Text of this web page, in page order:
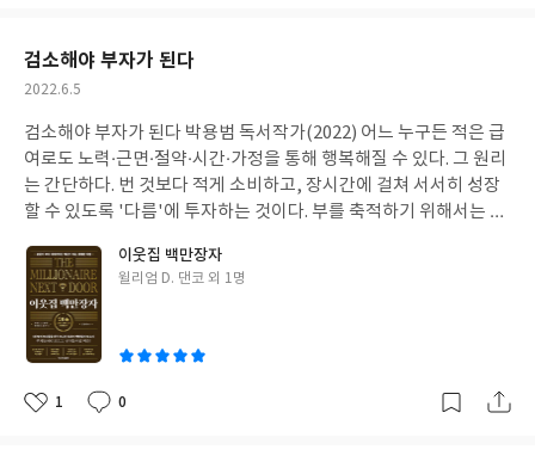
한걸'하고 빙긋 웃는 날이 분명 찾아올 것이다. 그런 날을 맞이하기
위해 지금 할 수 있는 일부터 하나하나 천천히 시작해 보라. 《나를
췌하여 필사하면서 초서 독서법으로 공부한 내용에 개인적 의견을
덧붙인 서평입니다.
가지 일이 자신에게 중요하지 않다고 평가해 기억에 남기지 않게 된
다. 무언가를 기억하고 싶다면, 한 가지 일에만 집중하라. 여러 가지
안 되는 것처럼 말이다. 인간의 두뇌는 각각의 행위와 관련된 부위가
사용된다. 그렇기 때문에 기억하고 싶은 대상을 살펴볼 때 활성화되
는 두뇌 부위가 많을수록 더 기억하기 쉬워진다. 두뇌가 활성화되면
서 더 집중하게 할 뿐만 아니라 기억을 저장하게 하는 것이다. 단지
소리 내어 읽는 것만으로도 도움이 될 수 있는데, 그 과정에서 더 많
은 두뇌 회로를 사용해서 집중도를 증가시키기 때문이다. 새로운 기
억법을 배울 때, 절차 기억은 의식적으로 기억들을 다시 떠올리려고
애쓰지 않아도 어떻게 사용하는지를 안다. 이를 위해 뇌를 충분히 쉬
게 해줘야 한다. 머릿속이 복잡하고 피곤하다면 평소에 잘 기억하던
기억이 갑자기 떠오르기도 한다. 우리는 뇌는 잠을 자는 동안 낮에
강조하는 4가지 핵심 기술은 바로 인공 지능, 사이버 보완, 블록체
인, 그리고 인슈어테크이다. 금융전문가가 하던 일은 이제 컴퓨터
알고리즘이 대체할 것이다. 인공지능이 발전함에 따라 사이버 보완
이 중요해졌다. 블록체인 기술은 중앙 관리자 없이 분산되어 있는 컴
퓨터 네트워크에서 금융 거래를 기록하는 디지털 장부 기술이다. 인
슈어테크란 보험과 기술의 합성어로, 말 그대로 디지털 기술과 보험
사의 활동을 결합하는 새로운 서비스다. 로보어드바이저 산업이 성
장한다면 핀테크 기업은 금융 교육이나 디지털 금융 서비스에 더 많
이 투자할 것이다. 이는 다시 로보어드바이저나 디지털 금융 서비스
산업을 성장시키는 선순환을 야기한다. 금융 투자 접근성을 높이는
것은 저소득층에게 저비용의 금융 서비스를 제공할 수 있기 때문에
불평등을 완화는 데도 중요한 역할을 하리라 기대된다. 핀테크는 금
는 잠재력을 가지고 있다. 이를 통해 저소득층은 중산층이 될 수 있
에 앉았던 아내를, 엄마를 흉보는 일이다. 자기한테 불리한 얘긴 못
들은 척한다거나, 우리가 좋아하는 순대 국밥을 싫어한다거나, 아
침잠이 많았다거나, 우린 서로 웃으며 엄마를, 아내를 따뜻하게 추
억한다' 이제는 식탁에 딸과 빈자리 하나 놓고 둘이서 식사를 한다.
남편과 딸은 지난 세월 행복하게 살아온 시간들을 그리워하면서 오
늘 단둘이서만 식탁에 앉아 있다. 왠지 쓸쓸할 것 같은 식탁에 빈자
리의 엄마가 대화 상대로 자연스럽게 등장하면서 그 시절 행복했던
아닐지라도 추억 속에 남아 있는 정신의 세계에서 함께 웃고 울면서
희로애락을 공유하는 우리는 아직도 진정 사랑하는 가족으로 함께
하고 있는 것이다. '이젠 나 혼자 메모지를 손에 쥐고 거대한 마트 안
을 돌아다닙니다. 그러다가 문득 앞서가던 당신이 보이지 않아 난 갑
자기 멍해지고 불안해집니다. 오른쪽으로 돌면 당신이 있을까, 물건
을 고르고 있는 당신을 지나쳐온 건 아닐까, 자꾸만 이곳저곳을 두
리번거리지만 유기농 야채 코너에도, 정육 코너에도 당신의 모습은
검소해야 부자가 된다
작
일
2022.6.5
검소해야 부자가 된다 박용범 독서작가(2022) 어느 누구든 적은 급
여로도 노력·근면·절약·시간·가정을 통해 행복해질 수 있다. 그 원리
는 간단하다. 번 것보다 적게 소비하고, 장시간에 걸쳐 서서히 성장
할 수 있도록 '다름'에 투자하는 것이다. 부를 축적하기 위해서는 절
줄어들기 때문에 더 많은 투자를 할 수 있다. 집값도 더 저렴할 것이
고, 그만큼 재산세도 줄어들 것이다. 이웃 사람들이 고급 자동차를
몰고 다니는 비율도 줄어들 것이다. 소비를 계획하고 통제하는 것은
재산 축적의 근간을 이루는 핵심 요소이다. 돈이 없으면 투자를 할
수 없다. 그러니 첫 번째로 해야 할 일은 저축이다. 주식을 그냥 가지
고만 있다면 부자가 될 것이다. 검소해야 부자가 된다. 검소하면 투
이웃집 백만장자
글
윌리엄 D. 댄코 외 1명
좋
1
댓
0
작